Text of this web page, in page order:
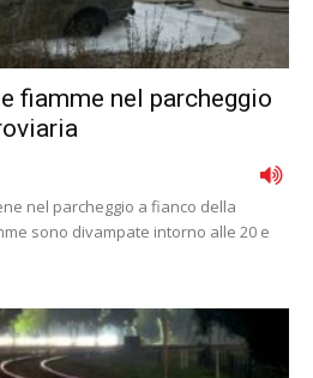
fiamme nel parcheggio
nel parcheggio a fianco della
sono divampate intorno alle 20 e